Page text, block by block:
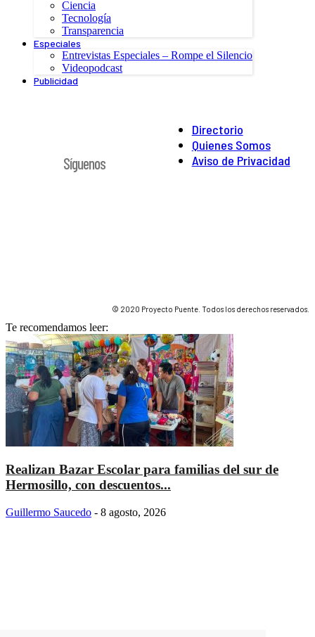
Ciencia
Tecnología
Transparencia
Especiales
Entrevistas Especiales – Rompe el Silencio
Videopodcast
Publicidad
Directorio
Quienes Somos
Aviso de Privacidad
Síguenos
© 2020 Proyecto Puente. Todos los derechos reservados.
Te recomendamos leer:
Realizan Bazar Escolar para familias del sur de
Hermosillo, con descuentos...
Guillermo Saucedo - 8 agosto, 2026